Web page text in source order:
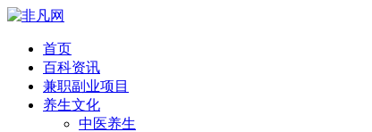
首页
百科资讯
兼职副业项目
养生文化
中医养生